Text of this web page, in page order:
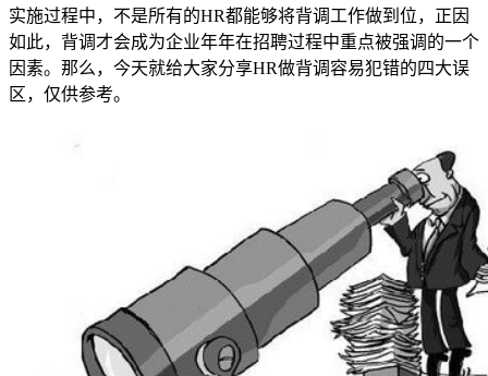
实施过程中，不是所有的HR都能够将背调工作做到位，正因
如此，背调才会成为企业年年在招聘过程中重点被强调的一个
因素。那么，今天就给大家分享HR做背调容易犯错的四大误
区，仅供参考。